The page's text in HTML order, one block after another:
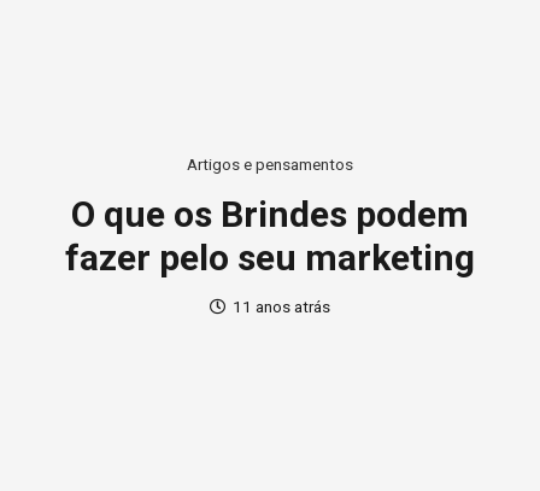
Artigos e pensamentos
O que os Brindes podem
fazer pelo seu marketing
11 anos atrás